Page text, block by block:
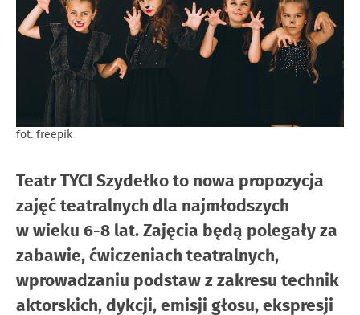
fot. freepik
Teatr TYCI Szydełko to nowa propozycja
zajęć teatralnych dla najmłodszych
w wieku 6-8 lat. Zajęcia będą polegały za
zabawie, ćwiczeniach teatralnych,
wprowadzaniu podstaw z zakresu technik
aktorskich, dykcji, emisji głosu, ekspresji